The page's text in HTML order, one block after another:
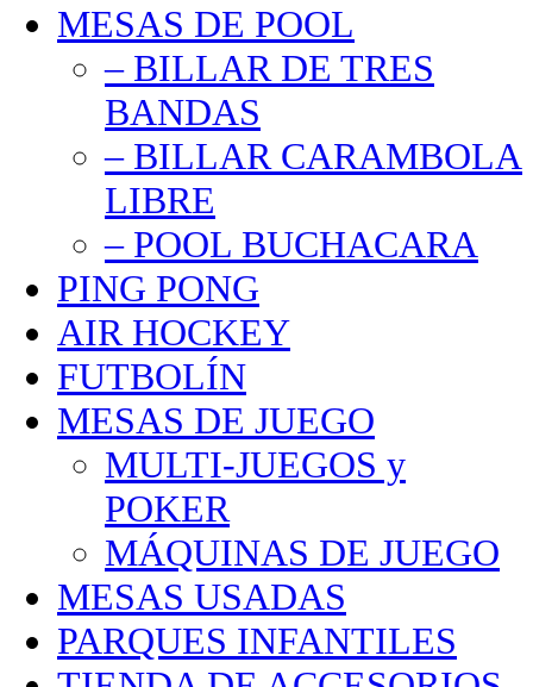
MESAS DE POOL
– BILLAR DE TRES
BANDAS
– BILLAR CARAMBOLA
LIBRE
– POOL BUCHACARA
PING PONG
AIR HOCKEY
FUTBOLÍN
MESAS DE JUEGO
MULTI-JUEGOS y
POKER
MÁQUINAS DE JUEGO
MESAS USADAS
PARQUES INFANTILES